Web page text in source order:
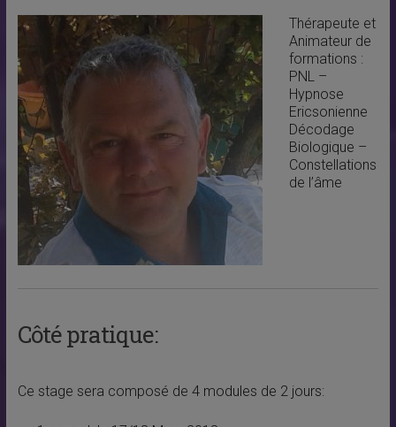
Thérapeute et
Animateur de
formations :
PNL –
Hypnose
Ericsonienne
Décodage
Biologique –
Constellations
de l’âme
Côté pratique:
Ce stage sera composé de 4 modules de 2 jours: